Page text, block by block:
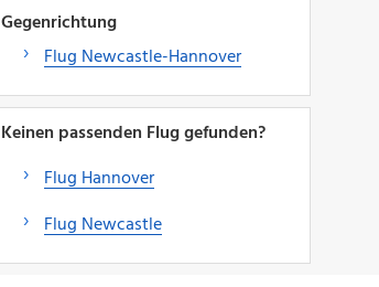
Gegenrichtung
Flug Newcastle-Hannover
Keinen passenden Flug gefunden?
Flug Hannover
Flug Newcastle